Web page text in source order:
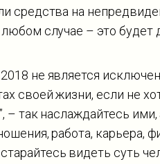
средства на
случае – это будет
не является
своей жизни, если не
– так наслаждайтесь
работа, карьера,
видеть суть